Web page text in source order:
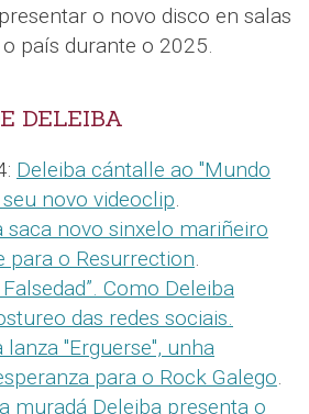
o novo disco en salas
país durante o 2025.
DELEIBA
Deleiba cántalle ao "Mundo
novo videoclip.
saca novo sinxelo mariñeiro
para o Resurrection.
Falsedad”. Como Deleiba
das redes sociais.
lanza "Erguerse", unha
para o Rock Galego.
muradá Deleiba presenta o